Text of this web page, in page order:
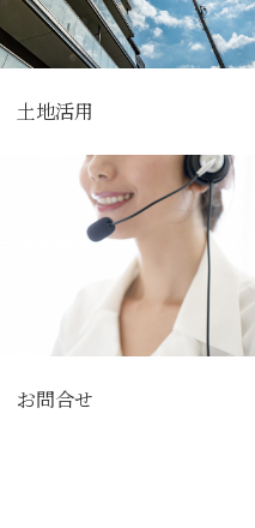
土地活用
お問合せ